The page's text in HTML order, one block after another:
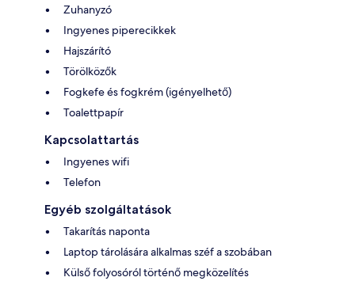
Zuhanyzó
Ingyenes piperecikkek
Hajszárító
Törölközők
Fogkefe és fogkrém (igényelhető)
Toalettpapír
Kapcsolattartás
Ingyenes wifi
Telefon
Egyéb szolgáltatások
Takarítás naponta
Laptop tárolására alkalmas széf a szobában
Külső folyosóról történő megközelítés